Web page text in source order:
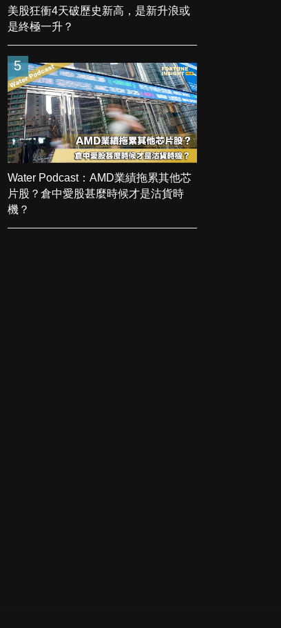
美股狂衝4天破歷史新高，是新升浪或
是終極一升？
5
Water Podcast：AMD業績拖累其他芯
片股？倉中愛股甚麼時候才是沽貨時
機？